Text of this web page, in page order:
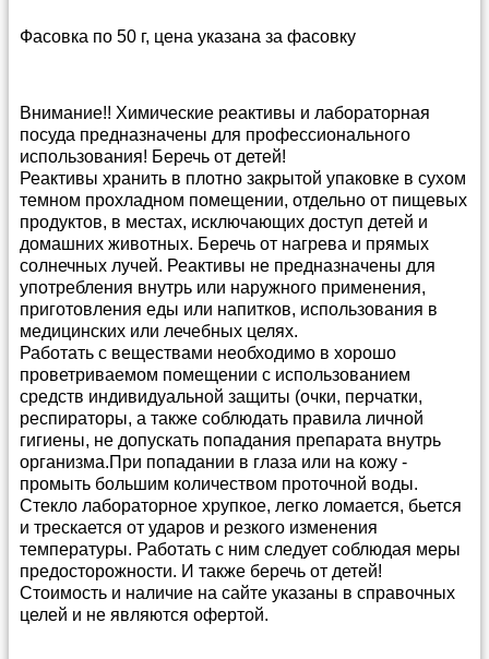
Фасовка по 50 г, цена указана за фасовку
Внимание!! Химические реактивы и лабораторная
посуда предназначены для профессионального
использования! Беречь от детей!
Реактивы хранить в плотно закрытой упаковке в сухом
темном прохладном помещении, отдельно от пищевых
продуктов, в местах, исключающих доступ детей и
домашних животных. Беречь от нагрева и прямых
солнечных лучей. Реактивы не предназначены для
употребления внутрь или наружного применения,
приготовления еды или напитков, использования в
медицинских или лечебных целях.
Работать с веществами необходимо в хорошо
проветриваемом помещении с использованием
средств индивидуальной защиты (очки, перчатки,
респираторы, а также соблюдать правила личной
гигиены, не допускать попадания препарата внутрь
организма.При попадании в глаза или на кожу -
промыть большим количеством проточной воды.
Стекло лабораторное хрупкое, легко ломается, бьется
и трескается от ударов и резкого изменения
температуры. Работать с ним следует соблюдая меры
предосторожности. И также беречь от детей!
Стоимость и наличие на сайте указаны в справочных
целей и не являются офертой.